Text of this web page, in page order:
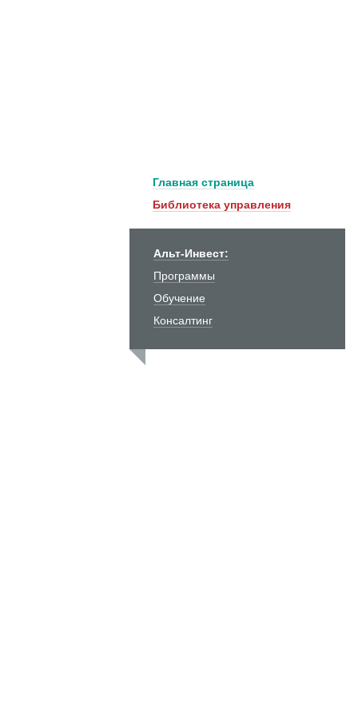
Главная страница
Библиотека управления
Альт-Инвест:
Программы
Обучение
Консалтинг